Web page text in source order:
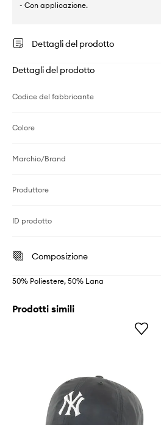
- Con applicazione.
Dettagli del prodotto
Dettagli del prodotto
Codice del fabbricante
Colore
Marchio/Brand
Produttore
ID prodotto
Composizione
50% Poliestere, 50% Lana
Prodotti simili